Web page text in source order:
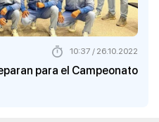
para el Campeonato
10:37 / 26.10.2022